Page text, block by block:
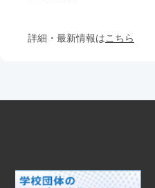
詳細・最新情報はこちら